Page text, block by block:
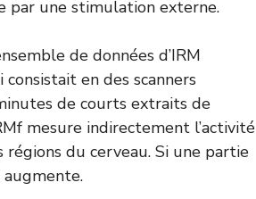
par une stimulation externe.
de données d’IRM
consistait en des scanners
de courts extraits de
mesure indirectement l’activité
du cerveau. Si une partie